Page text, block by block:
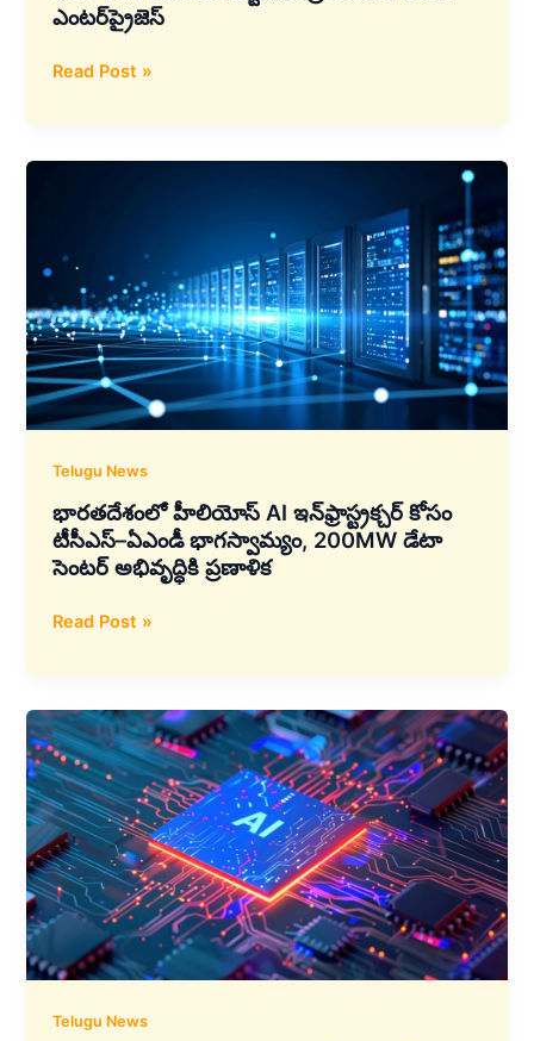
ఎంటర్‌ప్రైజెస్
గ్రీన్
ఆధారిత
AI
భారత్‌లో
USD
100
బిలియన్
పెట్టుబడి
ప్రకటించిన
ఎంటర్‌ప్రైజెస్
Read Post »
Telugu News
భారతదేశంలో హీలియోస్ AI ఇన్‌ఫ్రాస్ట్రక్చర్ కోసం
టీసీఎస్–ఏఎండీ భాగస్వామ్యం, 200MW డేటా
సెంటర్ అభివృద్ధికి ప్రణాళిక
భారతదేశంలో
AI
ఇన్‌ఫ్రాస్ట్రక్చర్
కోసం
టీసీఎస్–
ఏఎండీ
భాగస్వామ్యం,
200MW
డేటా
సెంటర్
అభివృద్ధికి
ప్రణాళిక
Read Post »
Telugu News